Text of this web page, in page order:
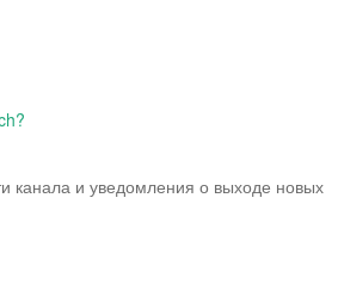
канала и уведомления о выходе новых